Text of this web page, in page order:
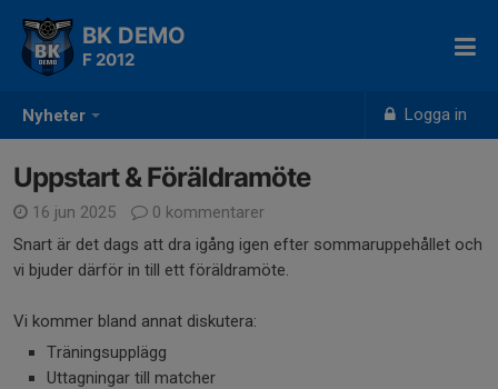
Nyheter Logga in
BK DEMO
F 2012
Uppstart & Föräldramöte
16 jun 2025
0 kommentarer
Snart är det dags att dra igång igen efter sommaruppehållet och
vi bjuder därför in till ett föräldramöte.
Vi kommer bland annat diskutera:
Träningsupplägg
Uttagningar till matcher